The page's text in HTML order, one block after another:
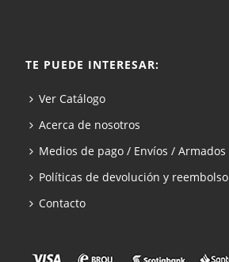
TE PUEDE INTERESAR:
Ver Catálogo
Acerca de nosotros
Medios de pago / Envíos / Armados
Políticas de devolución y reembolso
Contacto